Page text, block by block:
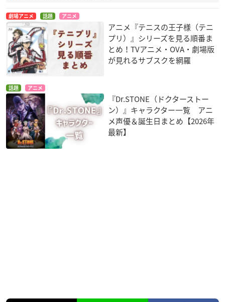
劇場アニメ 話題 アニメ
アニメ『テニスの王子様（テニ
プリ）』シリーズを見る順番ま
とめ！TVアニメ・OVA・劇場版
が見れるサブスクを網羅
話題 アニメ
『Dr.STONE（ドクターストー
ン）』キャラクター一覧 アニ
メ声優＆誕生日まとめ【2026年
最新】